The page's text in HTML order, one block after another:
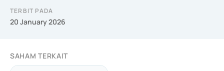
TERBIT PADA
20 January 2026
SAHAM TERKAIT